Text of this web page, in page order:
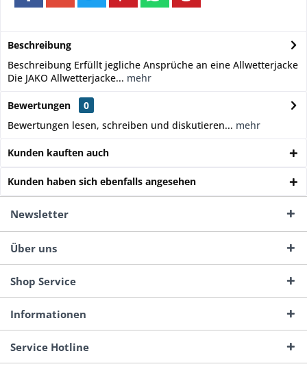
Beschreibung
Beschreibung Erfüllt jegliche Ansprüche an eine Allwetterjacke
Die JAKO Allwetterjacke... mehr
Bewertungen
0
Bewertungen lesen, schreiben und diskutieren... mehr
Kunden kauften auch
Kunden haben sich ebenfalls angesehen
Newsletter
Über uns
Shop Service
Informationen
Service Hotline